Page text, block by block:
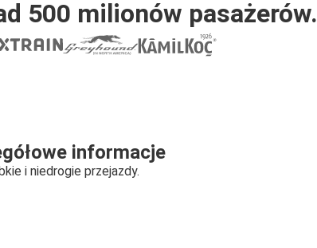
500 milionów pasażerów.
informacje
i niedrogie przejazdy.